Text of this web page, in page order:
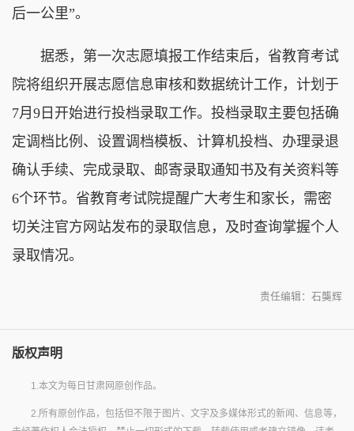
后一公里”。
据悉，第一次志愿填报工作结束后，省教育考试
院将组织开展志愿信息审核和数据统计工作，计划于
7月9日开始进行投档录取工作。投档录取主要包括确
定调档比例、设置调档模板、计算机投档、办理录退
确认手续、完成录取、邮寄录取通知书及有关资料等
6个环节。省教育考试院提醒广大考生和家长，需密
切关注官方网站发布的录取信息，及时查询掌握个人
录取情况。
责任编辑：石龑辉
版权声明
1.本文为每日甘肃网原创作品。
2.所有原创作品，包括但不限于图片、文字及多媒体形式的新闻、信息等，